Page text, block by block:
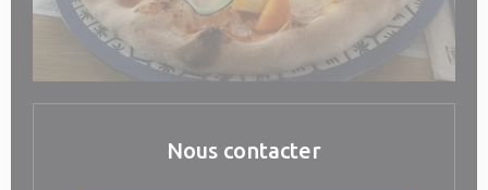
Nous contacter